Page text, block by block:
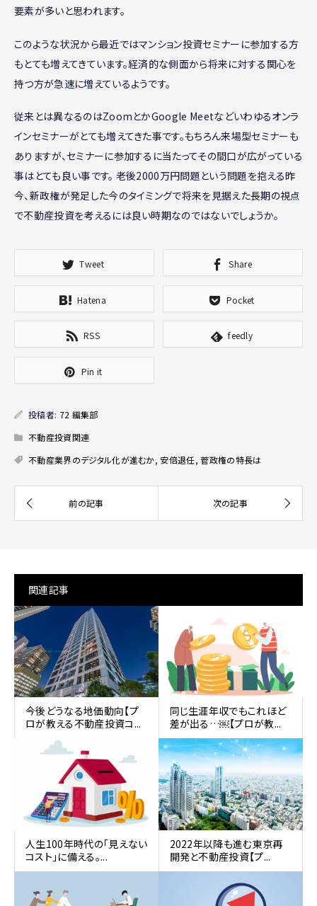
要素が多いと思われます。
このような状況から最近ではマンション投資セミナーに参加する方
もとても増えてきています。経済的な側面から将来に対する関心を
持つ方が急速に増えているようです。
従来とは異なるのはZoomとかGoogle Meetなどいわゆるオンラ
インセミナーがとても増えてきた事です。もちろん来場型セミナーも
ありますが、セミナーに参加するに当たってその間口が広がっている
事はとても良い事です。 老後2000万円問題という問題を抱える昨
今、新政権が発足した今のタイミングで将来を見据えた長期の視点
で不動産投資を考えるには良い時期なのではないでしょうか。
Tweet Share
Hatena Pocket
RSS feedly
Pin it
投稿者: 72 編集部
不動産投資関連
不動産業界のデジタル化が進むか, 安倍退任,菅政権の特長は
関連記事
今後どうなる地価動向【プ
ロが教える不動産投資コ...
同じ生涯年収でもこれほど
差が出る…￼【プロが教...
人生100年時代の「見えない
コスト」に備える。...
2022年以降も進む東京再
開発と不動産投資【プ...